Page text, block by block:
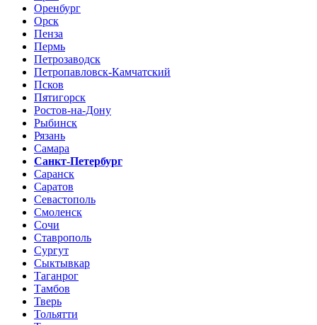
Оренбург
Орск
Пенза
Пермь
Петрозаводск
Петропавловск-Камчатский
Псков
Пятигорск
Ростов-на-Дону
Рыбинск
Рязань
Самара
Санкт-Петербург
Саранск
Саратов
Севастополь
Смоленск
Сочи
Ставрополь
Сургут
Сыктывкар
Таганрог
Тамбов
Тверь
Тольятти